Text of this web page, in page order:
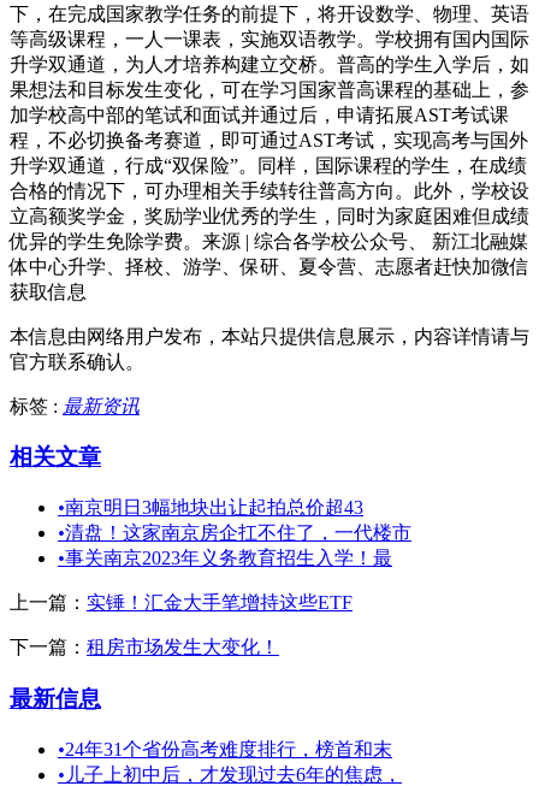
下，在完成国家教学任务的前提下，将开设数学、物理、英语
等高级课程，一人一课表，实施双语教学。学校拥有国内国际
升学双通道，为人才培养构建立交桥。普高的学生入学后，如
果想法和目标发生变化，可在学习国家普高课程的基础上，参
加学校高中部的笔试和面试并通过后，申请拓展AST考试课
程，不必切换备考赛道，即可通过AST考试，实现高考与国外
升学双通道，行成“双保险”。同样，国际课程的学生，在成绩
合格的情况下，可办理相关手续转往普高方向。此外，学校设
立高额奖学金，奖励学业优秀的学生，同时为家庭困难但成绩
优异的学生免除学费。来源 | 综合各学校公众号、 新江北融媒
体中心升学、择校、游学、保研、夏令营、志愿者赶快加微信
获取信息
本信息由网络用户发布， 本站只提供信息展示，内容详情请与
官方联系确认。
标签 : 最新资讯
相关文章
•南京明日3幅地块出让起拍总价超43
•清盘！这家南京房企扛不住了，一代楼市
•事关南京2023年义务教育招生入学！最
上一篇： 实锤！汇金大手笔增持这些ETF
下一篇： 租房市场发生大变化！
最新信息
•24年31个省份高考难度排行，榜首和末
• 儿子上初中后，才发现过去6年的焦虑，